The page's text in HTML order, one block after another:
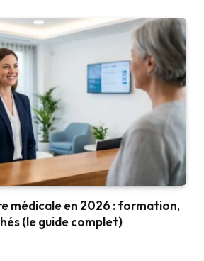
médicale en 2026 : formation,
(le guide complet)